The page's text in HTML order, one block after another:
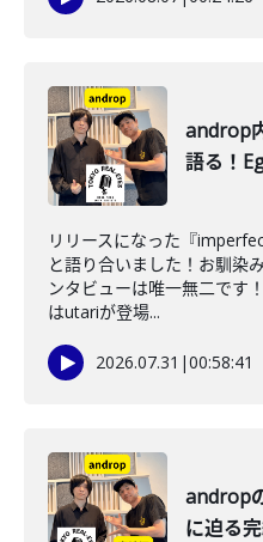
androp
語る！
リリースになった『
と語り合いました！お馴染
ンタビューは唯一無二です
はutariが登場...
2026.07.31 |00:58:41
androp
に迫る